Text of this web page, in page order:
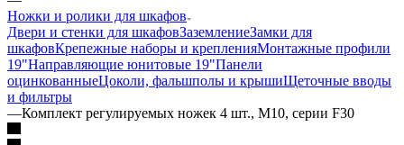
Ножки и ролики для шкафов
Двери и стенки для шкафовЗаземлениеЗамки для
шкафовКрепежные наборы и крепленияМонтажные профили
19"Направляющие юнитовые 19"Панели
оцинкованныеЦоколи, фальшполы и крышиЩеточные вводы
и фильтры
—Комплект регулируемых ножек 4 шт., M10, серии F30